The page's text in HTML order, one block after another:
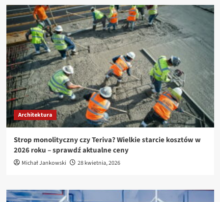
Architektura
Strop monolityczny czy Teriva? Wielkie starcie kosztów w
2026 roku – sprawdź aktualne ceny
Michał Jankowski 28 kwietnia, 2026